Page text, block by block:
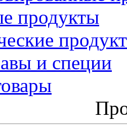
продукты
и специи